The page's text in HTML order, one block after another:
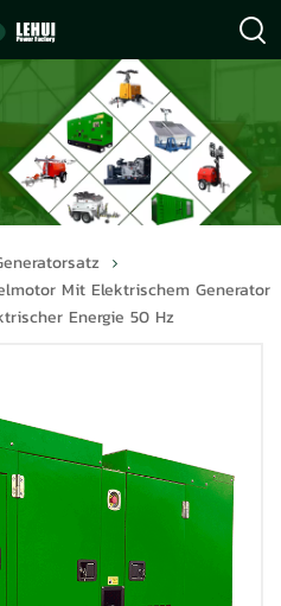
Mit Elektrischem Generator
Energie 50 Hz